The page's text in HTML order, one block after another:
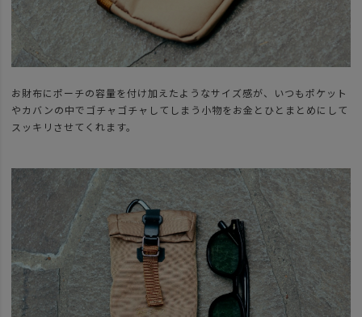
お財布にポーチの容量を付け加えたようなサイズ感が、いつもポケット
やカバンの中でゴチャゴチャしてしまう小物をお金とひとまとめにして
スッキリさせてくれます。